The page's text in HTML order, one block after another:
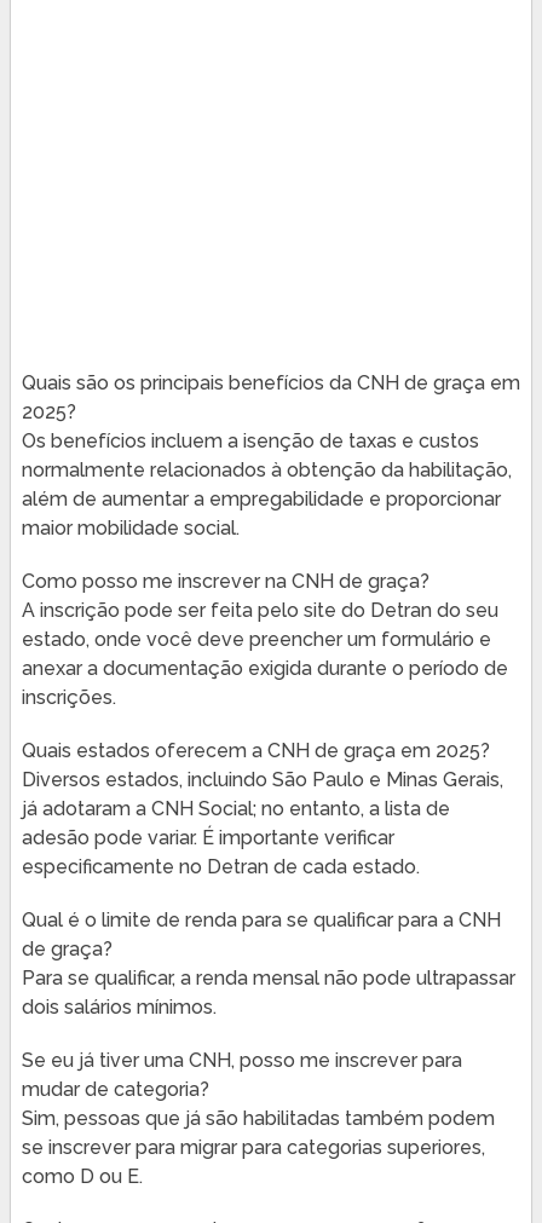
Quais são os principais benefícios da CNH de graça em
2025?
Os benefícios incluem a isenção de taxas e custos
normalmente relacionados à obtenção da habilitação,
além de aumentar a empregabilidade e proporcionar
maior mobilidade social.
Como posso me inscrever na CNH de graça?
A inscrição pode ser feita pelo site do Detran do seu
estado, onde você deve preencher um formulário e
anexar a documentação exigida durante o período de
inscrições.
Quais estados oferecem a CNH de graça em 2025?
Diversos estados, incluindo São Paulo e Minas Gerais,
já adotaram a CNH Social; no entanto, a lista de
adesão pode variar. É importante verificar
especificamente no Detran de cada estado.
Qual é o limite de renda para se qualificar para a CNH
de graça?
Para se qualificar, a renda mensal não pode ultrapassar
dois salários mínimos.
Se eu já tiver uma CNH, posso me inscrever para
mudar de categoria?
Sim, pessoas que já são habilitadas também podem
se inscrever para migrar para categorias superiores,
como D ou E.